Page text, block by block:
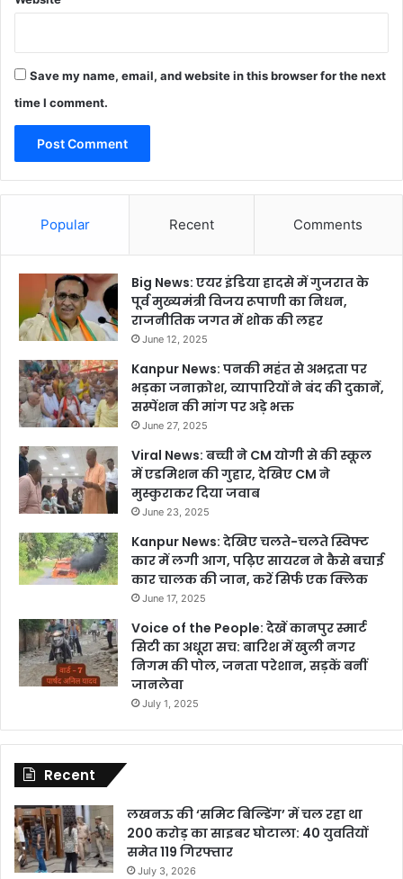
Save my name, email, and website in this browser for the next
time I comment.
Popular Recent Comments
Big News: एयर इंडिया हादसे में गुजरात के
पूर्व मुख्यमंत्री विजय रूपाणी का निधन,
राजनीतिक जगत में शोक की लहर
June 12, 2025
Kanpur News: पनकी महंत से अभद्रता पर
भड़का जनाक्रोश, व्यापारियों ने बंद की दुकानें,
सस्पेंशन की मांग पर अड़े भक्त
June 27, 2025
Viral News: बच्ची ने CM योगी से की स्कूल
में एडमिशन की गुहार, देखिए CM ने
मुस्कुराकर दिया जवाब
June 23, 2025
Kanpur News: देखिए चलते-चलते स्विफ्ट
कार में लगी आग, पढ़िए सायरन ने कैसे बचाई
कार चालक की जान, करें सिर्फ एक क्लिक
June 17, 2025
Voice of the People: देखें कानपुर स्मार्ट
सिटी का अधूरा सच: बारिश में खुली नगर
निगम की पोल, जनता परेशान, सड़कें बनीं
जानलेवा
July 1, 2025
Recent
लखनऊ की ‘समिट बिल्डिंग’ में चल रहा था
200 करोड़ का साइबर घोटाला: 40 युवतियों
समेत 119 गिरफ्तार
July 3, 2026